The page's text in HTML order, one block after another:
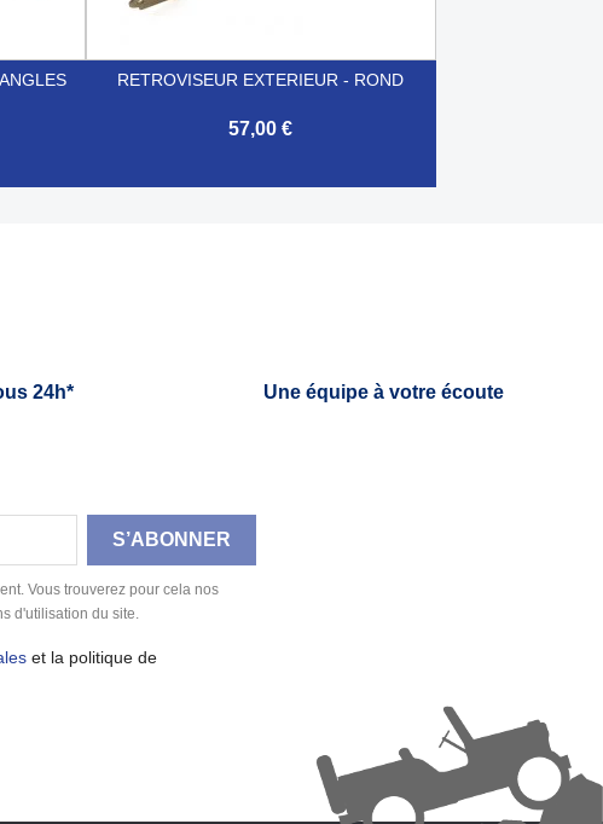
RETROVISEUR EXTERIEUR - ROND
57,00 €
24h* Une équipe à votre écoute
Vous trouverez pour cela nos
d'utilisation du site.
et la politique de